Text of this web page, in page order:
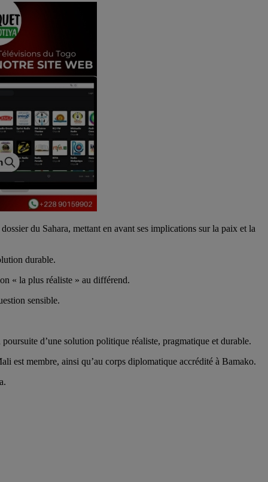
du Sahara, mettant en avant ses implications sur la paix et la
durable.
« la plus réaliste » au différend.
sensible.
d’une solution politique réaliste, pragmatique et durable.
est membre, ainsi qu’au corps diplomatique accrédité à Bamako.